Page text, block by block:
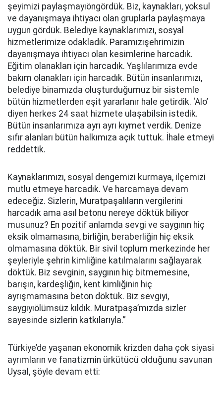
şeyimizi paylaşmayıöngördük. Biz, kaynakları, yoksul
ve dayanışmaya ihtiyacı olan gruplarla paylaşmaya
uygun gördük. Belediye kaynaklarımızı, sosyal
hizmetlerimize odakladık. Paramızışehrimizin
dayanışmaya ihtiyacı olan kesimlerine harcadık.
Eğitim olanakları için harcadık. Yaşlılarımıza evde
bakım olanakları için harcadık. Bütün insanlarımızı,
belediye binamızda oluşturduğumuz bir sistemle
bütün hizmetlerden eşit yararlanır hale getirdik. ‘Alo’
diyen herkes 24 saat hizmete ulaşabilsin istedik.
Bütün insanlarımıza ayrı ayrı kıymet verdik. Denize
sıfır alanları bütün halkımıza açık tuttuk. İhale etmeyi
reddettik.
Kaynaklarımızı, sosyal dengemizi kurmaya, ilçemizi
mutlu etmeye harcadık. Ve harcamaya devam
edeceğiz. Sizlerin, Muratpaşalıların vergilerini
harcadık ama asıl betonu nereye döktük biliyor
musunuz? En pozitif anlamda sevgi ve saygının hiç
eksik olmamasına, birliğin, beraberliğin hiç eksik
olmamasına döktük. Bir sivil toplum merkezinde her
şeyleriyle şehrin kimliğine katılmalarını sağlayarak
döktük. Biz sevginin, saygının hiç bitmemesine,
barışın, kardeşliğin, kent kimliğinin hiç
ayrışmamasına beton döktük. Biz sevgiyi,
saygıyıölümsüz kıldık. Muratpaşa’mızda sizler
sayesinde sizlerin katkılarıyla.”
Türkiye’de yaşanan ekonomik krizden daha çok siyasi
ayrımların ve fanatizmin ürkütücü olduğunu savunan
Uysal, şöyle devam etti: